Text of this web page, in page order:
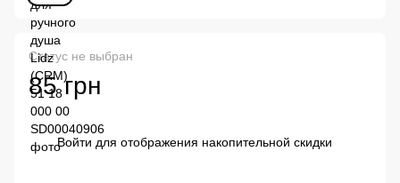
Статус не выбран
85 грн
% Войти для отображения накопительной скидки